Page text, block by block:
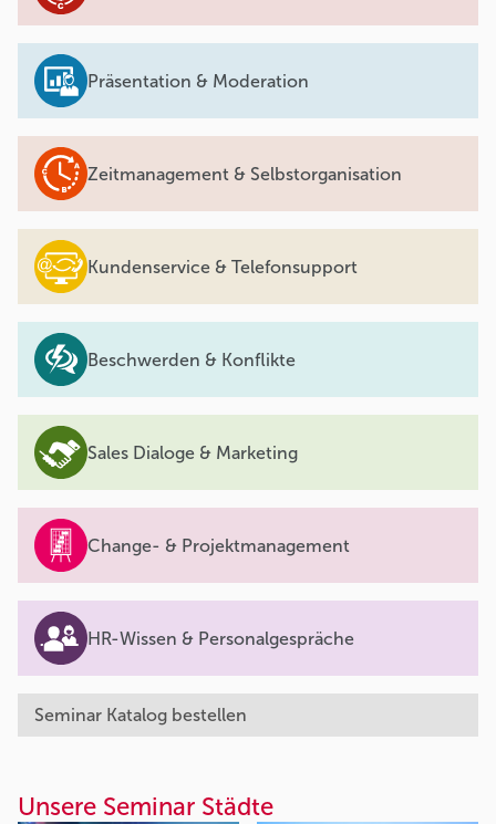
Präsentation & Moderation
Zeitmanagement & Selbstorganisation
Kundenservice & Telefonsupport
Beschwerden & Konflikte
Sales Dialoge & Marketing
Change- & Projektmanagement
HR-Wissen & Personalgespräche
Seminar Katalog bestellen
Unsere Seminar Städte